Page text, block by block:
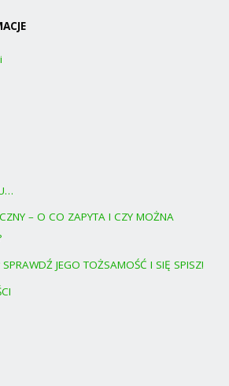
– O CO ZAPYTA I CZY MOŻNA
JEGO TOŻSAMOŚĆ I SIĘ SPISZ!